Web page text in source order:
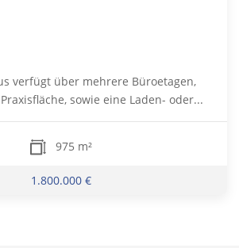
verfügt über mehrere Büroetagen,
sowie eine Laden- oder...
975 m²
1.800.000 €